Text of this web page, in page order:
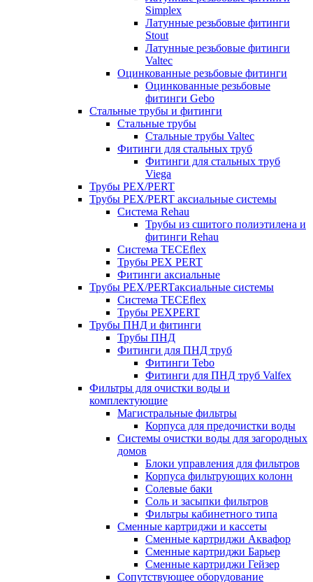
Simplex
Латунные резьбовые фитинги
Stout
Латунные резьбовые фитинги
Valtec
Оцинкованные резьбовые фитинги
Оцинкованные резьбовые
фитинги Gebo
Стальные трубы и фитинги
Стальные трубы
Стальные трубы Valtec
Фитинги для стальных труб
Фитинги для стальных труб
Viega
Трубы PEX/PERT
Трубы PEX/PERT аксиальные системы
Система Rehau
Трубы из сшитого полиэтилена и
фитинги Rehau
Система TECEflex
Трубы PEX PERT
Фитинги аксиальные
Трубы PEX/PERTаксиальные системы
Система TECEflex
Трубы PEXPERT
Трубы ПНД и фитинги
Трубы ПНД
Фитинги для ПНД труб
Фитинги Tebo
Фитинги для ПНД труб Valfex
Фильтры для очистки воды и
комплектующие
Магистральные фильтры
Корпуса для предочистки воды
Системы очистки воды для загородных
домов
Блоки управления для фильтров
Корпуса фильтрующих колонн
Солевые баки
Соль и засыпки фильтров
Фильтры кабинетного типа
Сменные картриджи и кассеты
Сменные картриджи Аквафор
Сменные картриджи Барьер
Сменные картриджи Гейзер
Сопутствующее оборудование